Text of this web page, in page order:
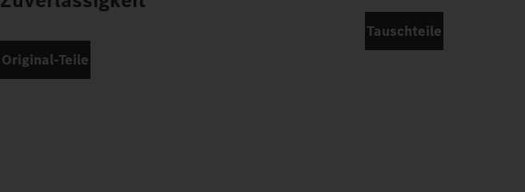
Original-Teile
Tauschteile